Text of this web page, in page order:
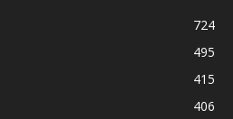
724
495
415
406